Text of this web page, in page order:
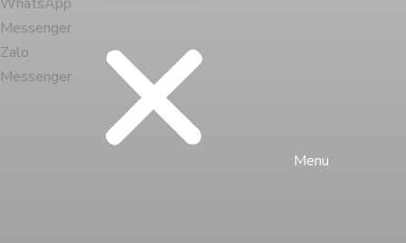
Menu
Messenger
Zalo
Messenger